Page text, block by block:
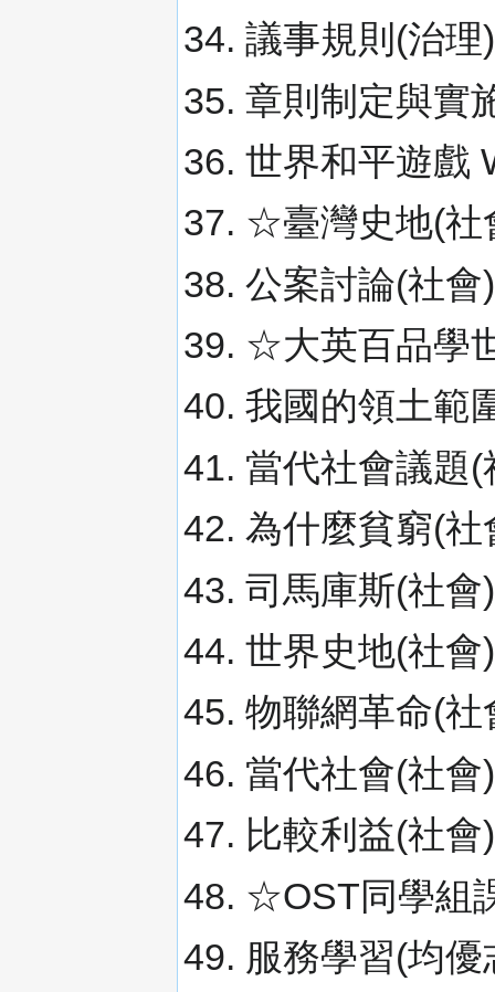
議事規則(治理)
章則制定與實
世界和平遊戲
☆臺灣史地(社
公案討論(社會)
☆大英百品學
我國的領土範
當代社會議題(
為什麼貧窮(社
司馬庫斯(社會)
世界史地(社會)
物聯網革命(社
當代社會(社會)
比較利益(社會)
☆OST同學組
服務學習(均